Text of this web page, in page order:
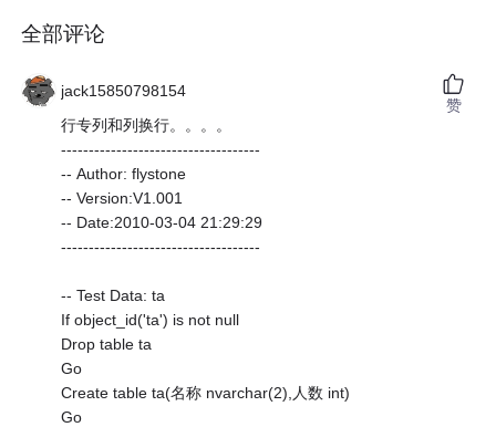
全部评论
jack15850798154
行专列和列换行。。。。
------------------------------------
-- Author: flystone
-- Version:V1.001
-- Date:2010-03-04 21:29:29
------------------------------------
-- Test Data: ta
If object_id('ta') is not null
Drop table ta
Go
Create table ta(名称 nvarchar(2),人数 int)
Go
赞